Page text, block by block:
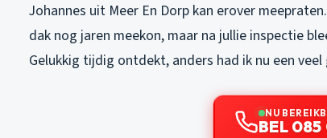
Johannes uit Meer En Dorp kan erover
dak nog jaren meekon, maar na jullie inspectie
Gelukkig tijdig ontdekt, anders had ik nu een
NU
BEL